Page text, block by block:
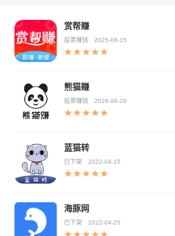
赏帮赚
投票赚钱 2025-08-15
熊猫赚
投票赚钱 2026-06-29
蓝猫转
已下架 2022-04-15
海豚网
已下架 2022-04-25